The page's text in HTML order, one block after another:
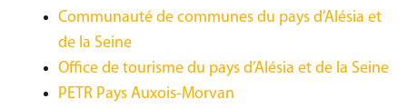
Communauté de communes du pays d’Alésia et
de la Seine
Office de tourisme du pays d’Alésia et de la Seine
PETR Pays Auxois-Morvan